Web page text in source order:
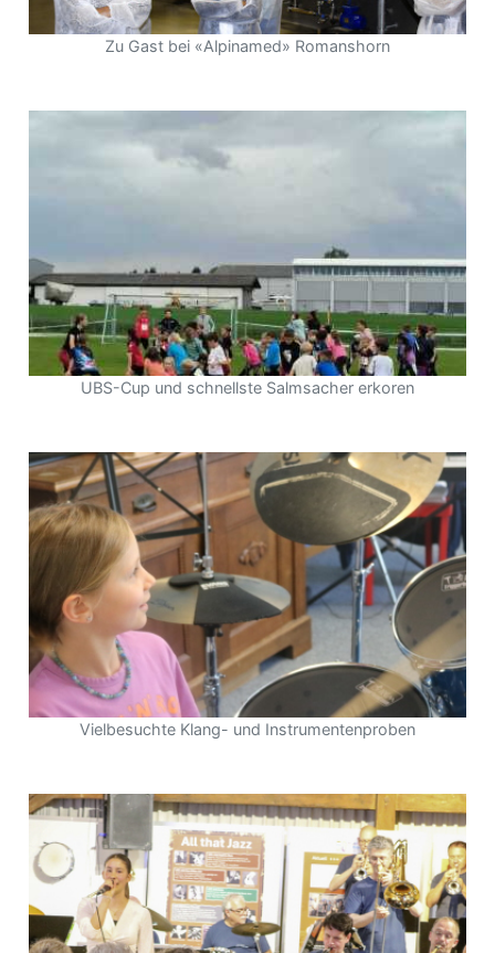
Zu Gast bei «Alpinamed» Romanshorn
UBS-Cup und schnellste Salmsacher erkoren
Vielbesuchte Klang- und Instrumentenproben